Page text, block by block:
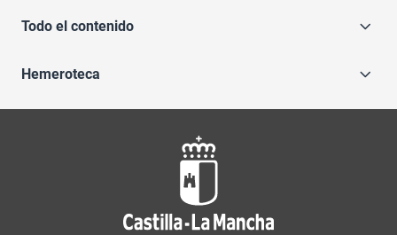
Todo el contenido
Hemeroteca